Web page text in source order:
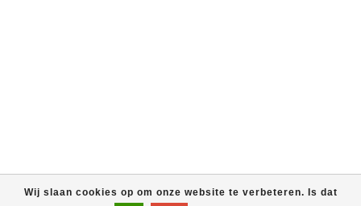
Wij slaan cookies op om onze website te verbeteren. Is dat